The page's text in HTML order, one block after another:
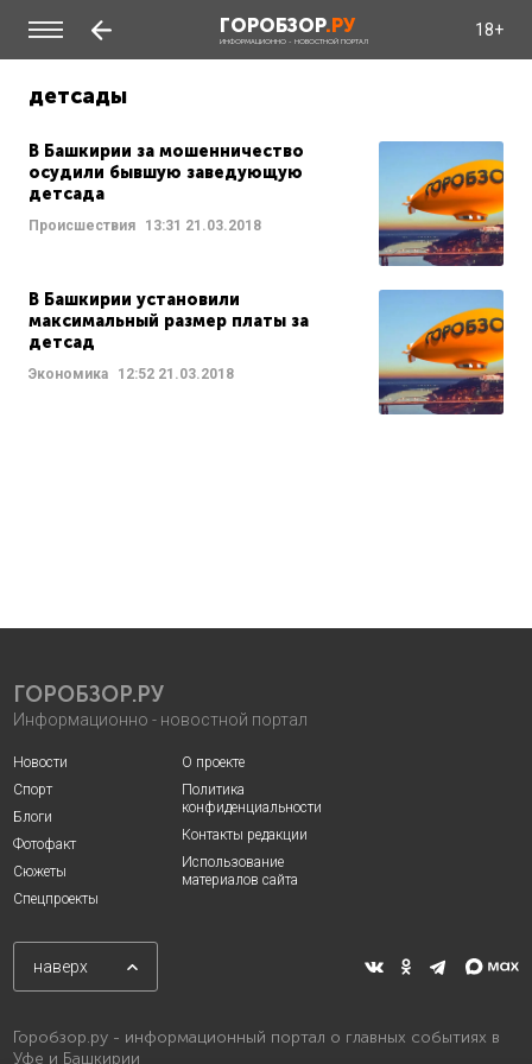
ГОРОБЗОР.РУ
ИНФОРМАЦИОННО - НОВОСТНОЙ ПОРТАЛ
18+
детсады
В Башкирии за мошенничество
осудили бывшую заведующую
детсада
Происшествия 13:31 21.03.2018
В Башкирии установили
максимальный размер платы за
детсад
Экономика 12:52 21.03.2018
ГОРОБЗОР.РУ
Информационно - новостной портал
Новости
Спорт
Блоги
Фотофакт
Сюжеты
Спецпроекты
О проекте
Политика
конфиденциальности
Контакты редакции
Использование
материалов сайта
наверх
Горобзор.ру - информационный портал о главных событиях в
Уфе и Башкирии